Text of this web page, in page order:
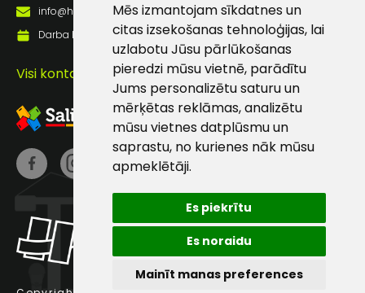
Mēs izmantojam sīkdatnes un
citas izsekošanas tehnoloģijas, lai
uzlabotu Jūsu pārlūkošanas
pieredzi mūsu vietnē, parādītu
Jums personalizētu saturu un
mērķētas reklāmas, analizētu
mūsu vietnes datplūsmu un
saprastu, no kurienes nāk mūsu
apmeklētāji.
Es piekrītu
Es noraidu
Mainīt manas preferences
info@hards.lv
Darba laiks: Darbadienās: 8:00 - 17:00
Visi kontakti
Klientu
atbalsts
Darbdienās:
8:00 – 17:00
186
info@hards.lv